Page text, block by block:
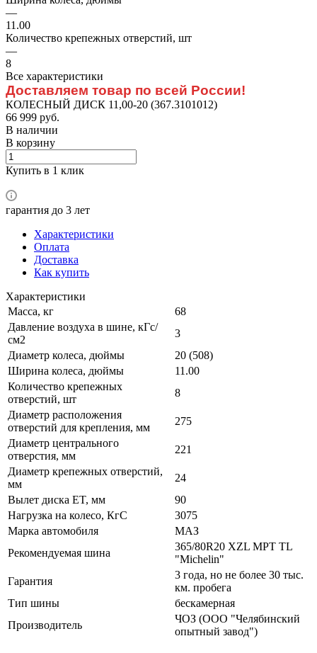
—
11.00
Количество крепежных отверстий, шт
—
8
Все характеристики
Доставляем товар по всей России!
КОЛЕСНЫЙ ДИСК 11,00-20 (367.3101012)
66 999 руб.
В наличии
В корзину
Купить в 1 клик
гарантия до 3 лет
Характеристики
Оплата
Доставка
Как купить
Характеристики
Масса, кг
68
Давление воздуха в шине, кГс/
см2
3
Диаметр колеса, дюймы
20 (508)
Ширина колеса, дюймы
11.00
Количество крепежных
отверстий, шт
8
Диаметр расположения
отверстий для крепления, мм
275
Диаметр центрального
отверстия, мм
221
Диаметр крепежных отверстий,
мм
24
Вылет диска ET, мм
90
Нагрузка на колесо, КгС
3075
Марка автомобиля
МАЗ
Рекомендуемая шина
365/80R20 XZL MPT TL
"Michelin"
Гарантия
3 года, но не более 30 тыс.
км. пробега
Тип шины
бескамерная
Производитель
ЧОЗ (ООО "Челябинский
опытный завод")